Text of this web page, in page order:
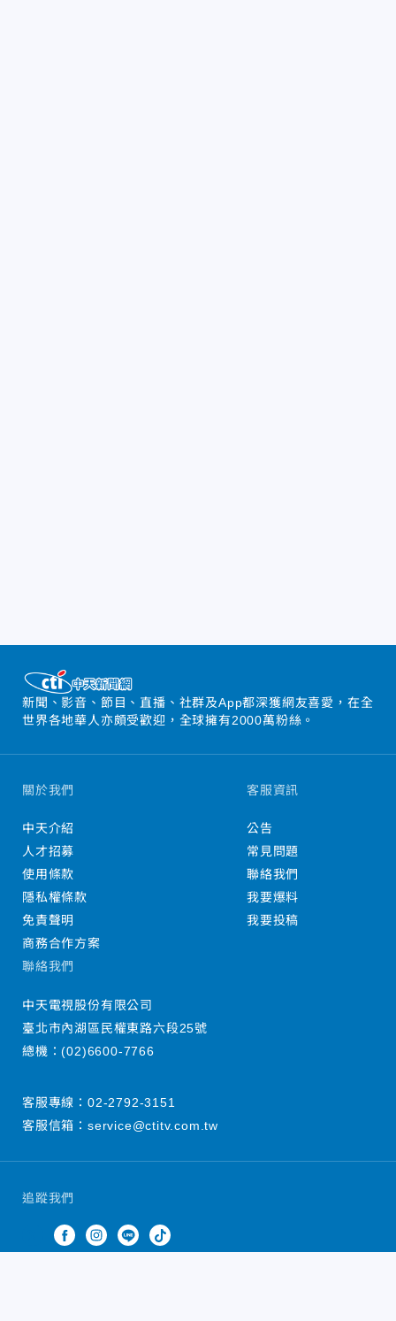
新聞、影音、節目、直播、社群及App都深獲網友喜愛，在全
世界各地華人亦頗受歡迎，全球擁有2000萬粉絲。
追蹤我們
關於我們
中天介紹
人才招募
使用條款
隱私權條款
免責聲明
商務合作方案
客服資訊
公告
常見問題
聯絡我們
我要爆料
我要投稿
聯絡我們
中天電視股份有限公司
臺北市內湖區民權東路六段25號
總機：(02)6600-7766
客服專線： 02-2792-3151
客服信箱： service@ctitv.com.tw